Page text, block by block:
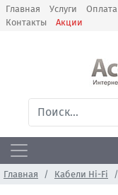
Главная Услуги Оплата
Контакты
Акции
Главная Кабели Hi-Fi